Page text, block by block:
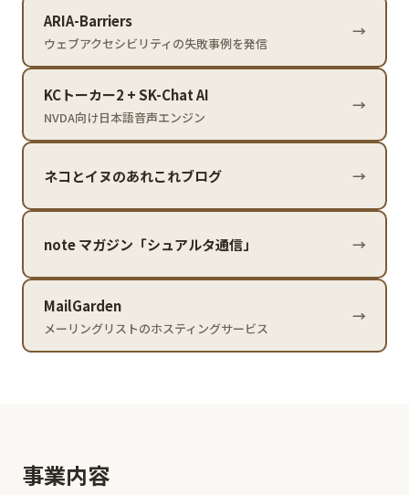
ARIA-Barriers
ウェブアクセシビリティの失敗事例を発信
→
KCトーカー2 + SK-Chat AI
NVDA向け日本語音声エンジン
→
ネコとイヌのあれこれブログ →
note マガジン「シュアルタ通信」 →
MailGarden
メーリングリストのホスティングサービス
→
事業内容